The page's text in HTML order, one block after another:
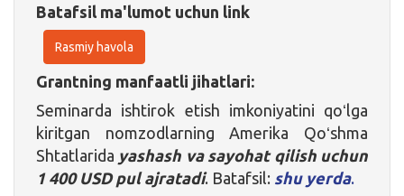
Batafsil ma'lumot uchun link
Rasmiy havola
Grantning manfaatli jihatlari:
Seminarda ishtirok etish imkoniyatini qoʻlga
kiritgan nomzodlarning Amerika Qoʻshma
Shtatlarida yashash va sayohat qilish uchun
1 400 USD pul ajratadi. Batafsil: shu yerda.